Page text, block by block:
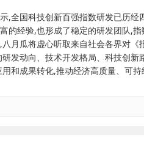
,全国科技创新百强指数研发已历
的经验,也形成了稳定的研发团队,
月瓜将虚心听取来自社会各界对
发动向、技术开发格局、科技创
和成果转化,推动经济高质量、可持